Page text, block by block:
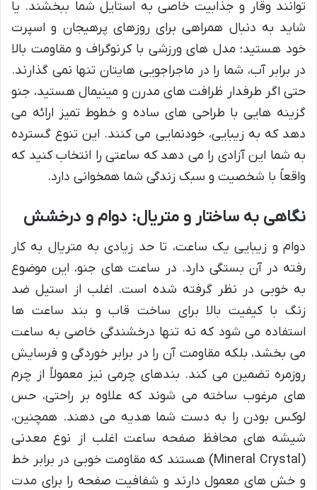
توانند وقار و جذابیت خاصی به استایل شما ببخشند. یا
شاید به دنبال همراهی برای روزهای پرهیجان و اسپرت
خود هستید؛ مدل های ورزشی با کرنوگراف و مقاومت بالا
در برابر آب، شما را در ماجراجویی هایتان تنها نمی گذارند.
حتی اگر طرفدار ظرافت های مدرن و مینیمال هستید، جنو
گزینه هایی با طراحی های ساده و خطوط تمیز ارائه می
دهد که به زیبایی، خودنمایی می کنند. این تنوع گسترده
به شما این آزادی را می دهد که ساعتی را انتخاب کنید که
واقعاً با شخصیت و سبک زندگی شما همخوانی دارد.
نگاهی به ساختار و متریال: دوام و درخشش
دوام و زیبایی یک ساعت، تا حد زیادی به متریال به کار
رفته در آن بستگی دارد. در ساعت های جنو، این موضوع
به خوبی در نظر گرفته شده است. اغلب از استیل ضد
زنگ با کیفیت بالا برای ساخت قاب و بند ساعت ها
استفاده می شود که نه تنها درخشندگی خاصی به ساعت
می بخشد، بلکه مقاومت آن را در برابر خوردگی و فرسایش
روزمره تضمین می کند. بندهای چرمی نیز معمولاً از چرم
های مرغوب ساخته می شوند که علاوه بر راحتی، حس
لوکس بودن را به دست شما هدیه می دهند. همچنین،
شیشه های محافظ صفحه ساعت اغلب از نوع معدنی
(Mineral Crystal) هستند که مقاومت خوبی در برابر خط
و خش های معمول دارند و شفافیت صفحه را برای مدت